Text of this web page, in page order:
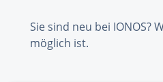
Sie sind neu bei IONOS?
möglich ist.